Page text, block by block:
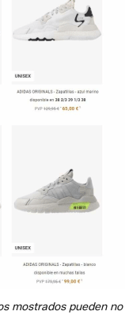
mostrados pueden